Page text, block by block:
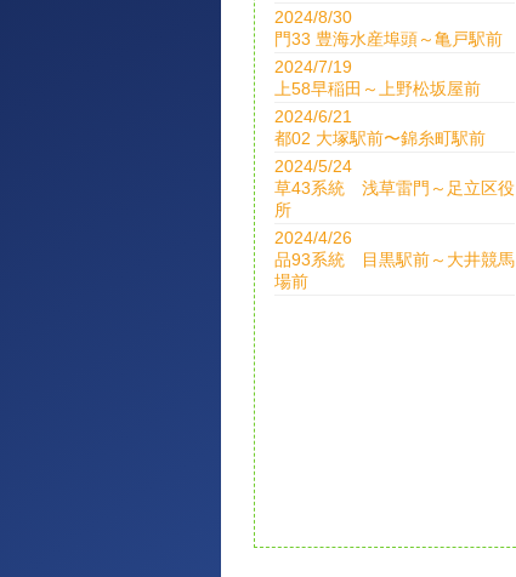
2024/8/30
門33 豊海水産埠頭～亀戸駅前
2024/7/19
上58早稲田～上野松坂屋前
2024/6/21
都02 大塚駅前〜錦糸町駅前
2024/5/24
草43系統 浅草雷門～足立区役
所
2024/4/26
品93系統 目黒駅前～大井競馬
場前